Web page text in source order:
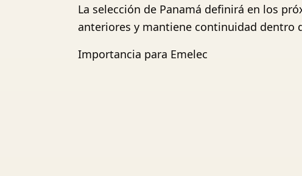
La selección de Panamá definirá en los
anteriores y mantiene continuidad dentro
Importancia para Emelec